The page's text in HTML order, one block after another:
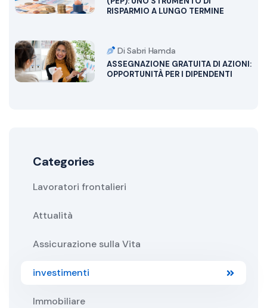
RISPARMIO A LUNGO TERMINE
Di Sabri Hamda
ASSEGNAZIONE GRATUITA DI AZIONI:
OPPORTUNITÀ PER I DIPENDENTI
Categories
Lavoratori frontalieri
Attualità
Assicurazione sulla Vita
investimenti
Immobiliare